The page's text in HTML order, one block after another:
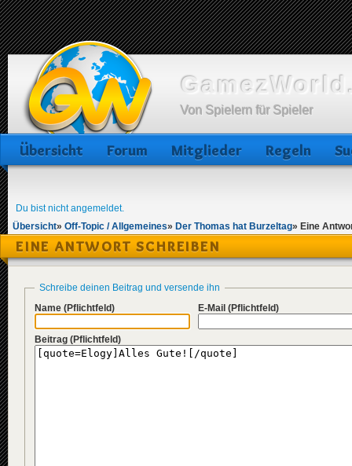
Von Spielern für Spieler
Übersicht Forum Mitglieder Regeln
Du bist nicht angemeldet.
Übersicht» Off-Topic / Allgemeines» Der Thomas hat Burzeltag» Eine
EINE ANTWORT SCHREIBEN
Schreibe deinen Beitrag und versende ihn
Name (Pflichtfeld) E-Mail (Pflichtfeld)
Beitrag (Pflichtfeld)